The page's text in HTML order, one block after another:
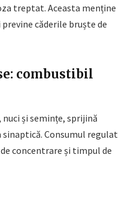
treptat. Aceasta menține
căderile bruște de
combustibil
și semințe, sprijină
Consumul regulat
concentrare și timpul de